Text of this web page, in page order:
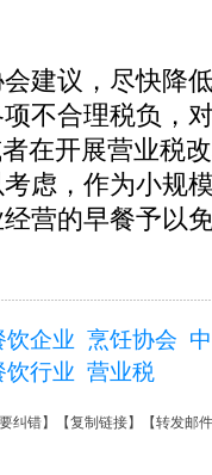
议，尽快降
不合理税负，
在开展营业税
虑，作为小规
营的早餐予以
饮企业 烹饪协会
饮行业 营业税
纠错】【复制链接】【转发邮件